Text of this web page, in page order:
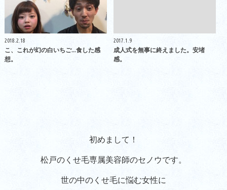
2018.2.18
こ、これが幻の白いちご...食した感
想。
2017.1.9
成人式を無事に終えました。安堵
感。
初めまして！
松戸のくせ毛専属美容師のセノウです。
世の中のくせ毛に悩む女性に